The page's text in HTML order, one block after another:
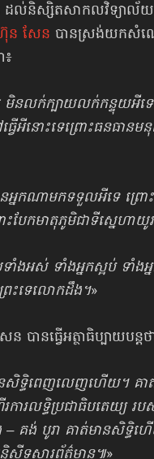
ល់និស្សិតសាកលវិទ្យាល័យភ្
ន សែន បានស្រង់យកសំណ
៖
នលក់ក្បាយលក់កន្ទុយអីទ
ើអីនោះទេព្រោះធនធាន
អ្នកណាមកទទួលអីទេ ព្រោ
ះបែកមាតុភូមិជាទីស្នេហា
ងអស់ ទាំងអ្នកស្អប់ ទាំង
រះទេលោកដឹង។»
ានធ្វើអត្ថាធិប្បាយបន្តថ
សិទ្ធិពេញលេញហើយ។ គាត់
ការលទ្ធិប្រជាធិបតេយ្យ
– គង់ បូរា គាត់មានសិទ្ធិ